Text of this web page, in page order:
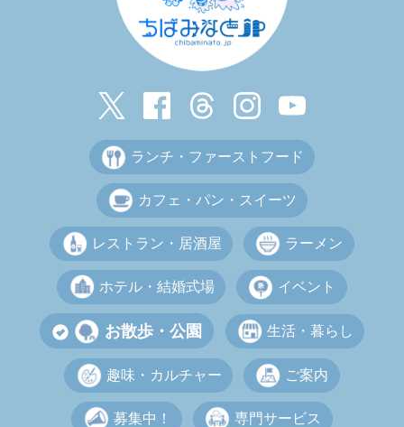
ランチ・ファーストフード
カフェ・パン・スイーツ
レストラン・居酒屋 ラーメン
ホテル・結婚式場 イベント
お散歩・公園 生活・暮らし
趣味・カルチャー ご案内
募集中！ 専門サービス